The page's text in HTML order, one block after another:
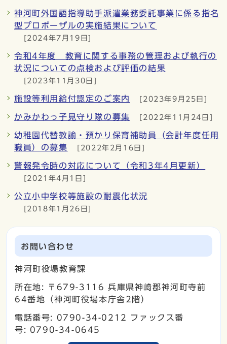
神河町外国語指導助手派遣業務委託事業に係る指名
型プロポーザルの実施結果について
[2024年7月19日]
令和4年度 教育に関する事務の管理および執行の
状況についての点検および評価の結果
[2023年11月30日]
施設等利用給付認定のご案内 [2023年9月25日]
かみかわっ子見守り隊の募集 [2022年11月24日]
幼稚園代替教諭・預かり保育補助員（会計年度任用
職員）の募集
[2022年2月16日]
警報発令時の対応について（令和3年4月更新）
[2021年4月1日]
公立小中学校等施設の耐震化状況
[2018年1月26日]
お問い合わせ
神河町役場教育課
所在地: 〒679-3116 兵庫県神崎郡神河町寺前
64番地（神河町役場本庁舎2階）
電話番号: 0790-34-0212 ファックス番
号: 0790-34-0645